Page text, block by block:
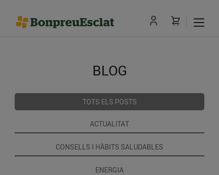
BLOG
TOTS ELS POSTS
ACTUALITAT
CONSELLS I HÀBITS SALUDABLES
ENERGIA